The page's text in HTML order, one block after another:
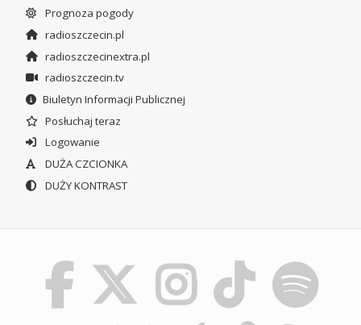
Prognoza pogody
radioszczecin.pl
radioszczecinextra.pl
radioszczecin.tv
Biuletyn Informacji Publicznej
Posłuchaj teraz
Logowanie
DUŻA CZCIONKA
DUŻY KONTRAST